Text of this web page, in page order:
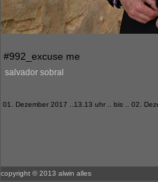
#992_excuse me
salvador sobral
01. Dezember 2017 ..13.13 uhr .. bis .. 02.
copyright © 2013 alwin alles